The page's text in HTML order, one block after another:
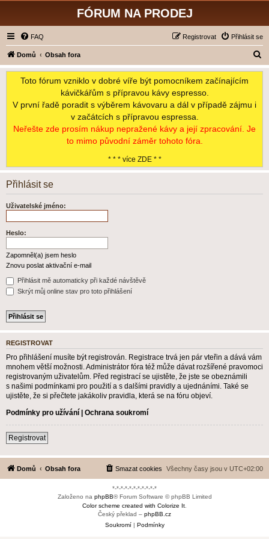
FÓRUM NA PRODEJ
FAQ Přihlásit se
Registrovat
Domů Obsah fora
l
Toto fórum vzniklo v dobré víře být pomocníkem začínajícím
kávičkářům s přípravou kávy espresso.
V první řadě poradit s výběrem kávovaru a dál v případě zájmu i
v začátcích s přípravou espressa.
Neřešte zde prosím nákup nepražené kávy a její zpracování. Je
to mimo původní záměr tohoto fóra.
* * * více ZDE * *
Přihlásit se
Uživatelské jméno:
Heslo:
Zapomněl(a) jsem heslo
Znovu poslat aktivační e-mail
Přihlásit mě automaticky při každé návštěvě
Skrýt můj online stav pro toto přihlášení
REGISTROVAT
Pro přihlášení musíte být registrován. Registrace trvá jen pár vteřin a dává vám
mnohem větší možnosti. Administrátor fóra též může dávat rozšířené pravomoci
registrovaným uživatelům. Před registrací se ujistěte, že jste se obeznámili
s našimi podmínkami pro použití a s dalšími pravidly a ujednáními. Také se
ujistěte, že si přečtete jakákoliv pravidla, která se na fóru objeví.
Podmínky pro užívání | Ochrana soukromí
Registrovat
Domů Obsah fora Všechny časy jsou v UTC+02:00
Smazat cookies
*-*-*-*-*-*-*-*-*-*-*
Založeno na phpBB® Forum Software © phpBB Limited
Color scheme created with Colorize It
Český překlad – phpBB.cz
Soukromí| Podmínky